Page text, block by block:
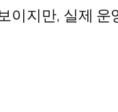
이지만, 실제 운